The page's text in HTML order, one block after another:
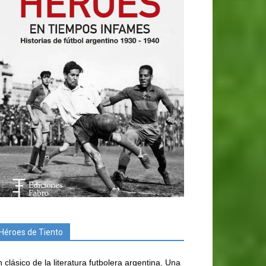
de Tiento
clásico de la literatura futbolera argentina. Una